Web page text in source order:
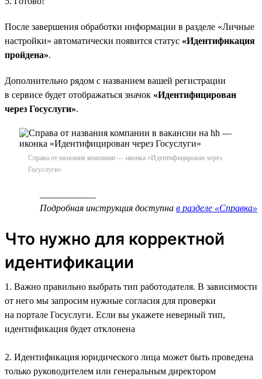
После завершения обработки информации в разделе «Личные
настройки» автоматически появится статус «Идентификация
пройдена».
Дополнительно рядом с названием вашей регистрации
в сервисе будет отображаться значок «Идентифицирован
через Госуслуги».
Справа от названия компании — иконка «Идентифицирован через
Госуслуги»
Подробная инструкция доступна в разделе «Справка»
Что нужно для корректной
идентификации
1. Важно правильно выбрать тип работодателя. В зависимости
от него мы запросим нужные согласия для проверки
на портале Госуслуги. Если вы укажете неверный тип,
идентификация будет отклонена
2. Идентификация юридического лица может быть проведена
только руководителем или генеральным директором